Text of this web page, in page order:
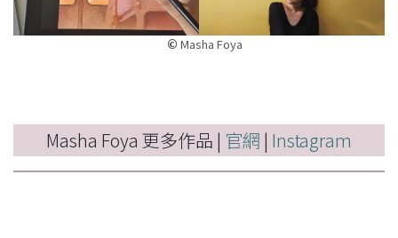
© Masha Foya
Masha Foya 更多作品 | 官網 | Instagram